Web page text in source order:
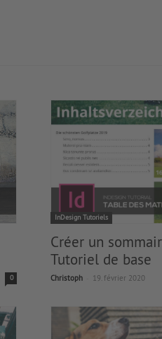
0
InDesign Tutoriels
Créer un
Tutoriel de base
Christoph 19. février 2020